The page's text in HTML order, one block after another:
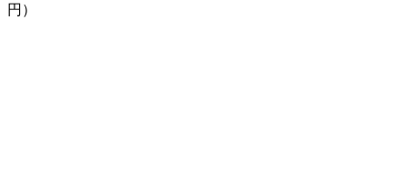
円）